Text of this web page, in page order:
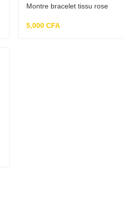
Montre bracelet tissu rose
5,000 CFA